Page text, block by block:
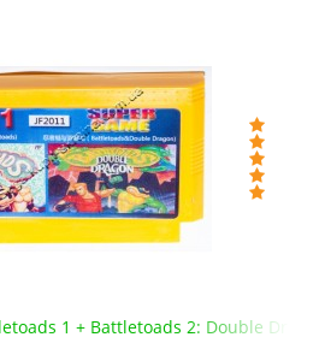
1 + Battletoads 2: Double